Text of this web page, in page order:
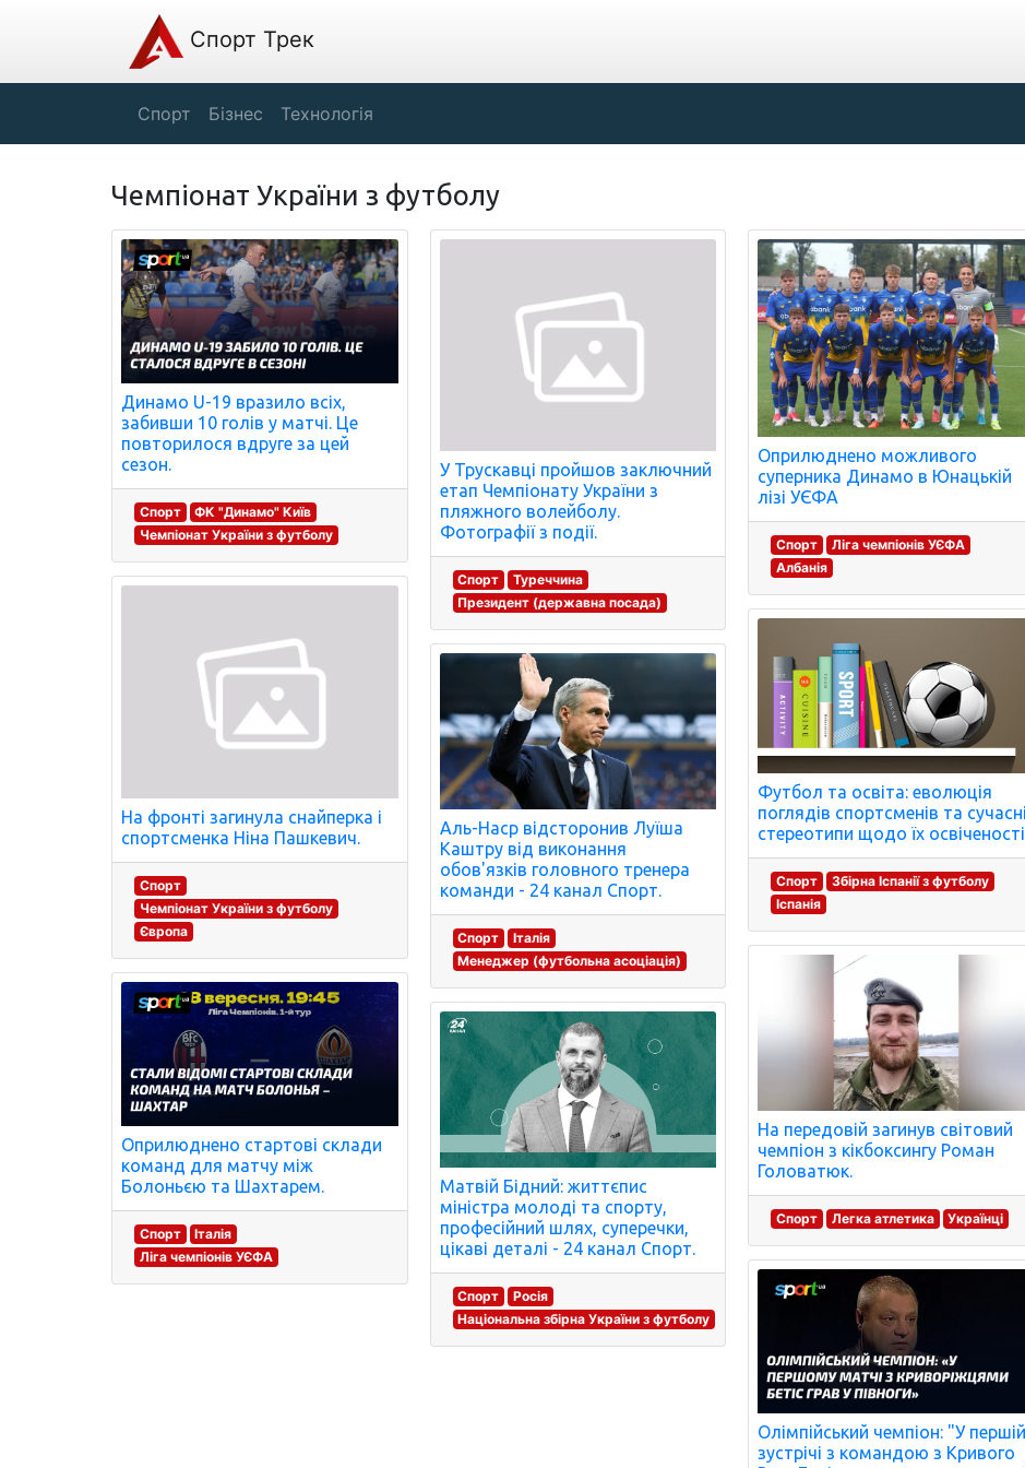
Спорт Трек
Спорт Бізнес Технологія
Чемпіонат України з футболу
Динамо U-19 вразило всіх,
забивши 10 голів у матчі. Це
повторилося вдруге за цей
сезон.
Спорт
ФК "Динамо" Київ
Чемпіонат України з футболу
На фронті загинула снайперка і
спортсменка Ніна Пашкевич.
Спорт
Чемпіонат України з футболу
Європа
Оприлюднено стартові склади
команд для матчу між
Болоньєю та Шахтарем.
Спорт
Італія
Ліга чемпіонів УЄФА
У Трускавці пройшов заключний
етап Чемпіонату України з
пляжного волейболу.
Фотографії з події.
Спорт
Туреччина
Президент (державна посада)
Аль-Наср відсторонив Луїша
Каштру від виконання
обов'язків головного тренера
команди - 24 канал Спорт.
Спорт
Італія
Менеджер (футбольна асоціація)
Матвій Бідний: життєпис
міністра молоді та спорту,
професійний шлях, суперечки,
цікаві деталі - 24 канал Спорт.
Спорт
Росія
Національна збірна України з футболу
Оприлюднено можливого
суперника Динамо в Юнацькій
лізі УЄФА
Спорт
Ліга чемпіонів УЄФА
Албанія
Футбол та освіта: еволюція
поглядів спортсменів та сучасні
стереотипи щодо їх освіченості
Спорт
Збірна Іспанії з футболу
Іспанія
На передовій загинув світовий
чемпіон з кікбоксингу Роман
Головатюк.
Спорт Легка атлетика Українці
Олімпійський чемпіон: "У першій
зустрічі з командою з Кривого